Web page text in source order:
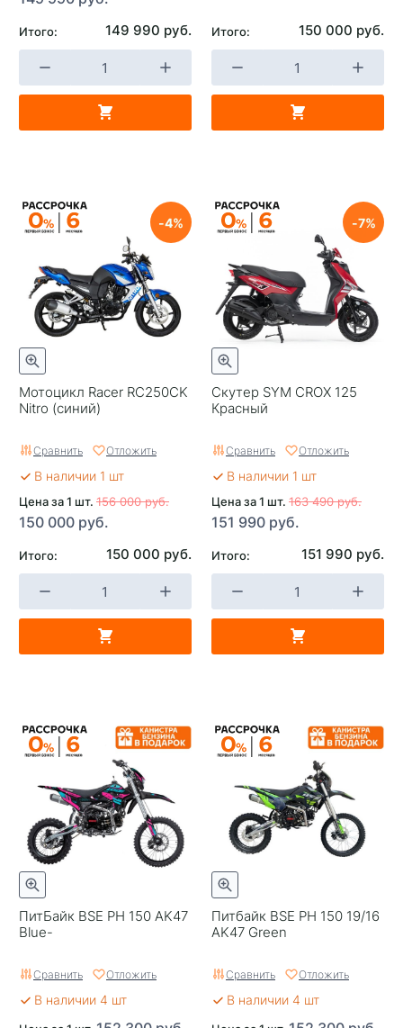
Итого: 149 990 руб. Итого: 150 000 руб.
Мотоцикл Racer RC250CK
Nitro (синий)
4
Сравнить Отложить
В наличии 1 шт
Цена за 1 шт. 156 000 руб.
150 000 руб.
Итого: 150 000 руб.
Скутер SYM CROX 125
Красный
7
Сравнить Отложить
В наличии 1 шт
Цена за 1 шт. 163 490 руб.
151 990 руб.
Итого: 151 990 руб.
ПитБайк BSE PH 150 AK47
Blue-
Сравнить Отложить
В наличии 4 шт
Питбайк BSE PH 150 19/16
AK47 Green
Сравнить Отложить
В наличии 4 шт